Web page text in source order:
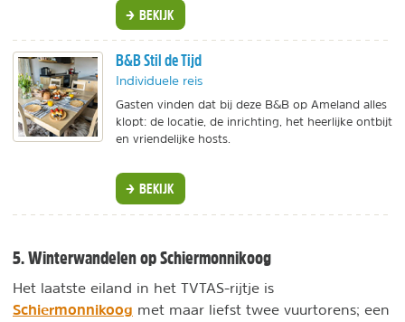
BEKIJK
B&B Stil de Tijd
Individuele reis
Gasten vinden dat bij deze B&B op Ameland alles
klopt: de locatie, de inrichting, het heerlijke ontbijt
en vriendelijke hosts.
BEKIJK
5. Winterwandelen op Schiermonnikoog
Het laatste eiland in het TVTAS-rijtje is
Schiermonnikoog met maar liefst twee vuurtorens; een